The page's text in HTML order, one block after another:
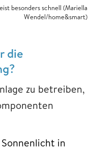
besonders schnell (Mariella
Wendel/home&smart)
die
zu betreiben,
in